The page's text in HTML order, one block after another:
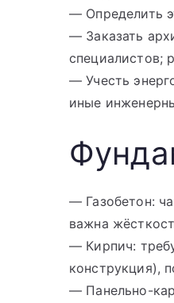
— Определить
— Заказать
специалистов;
— Учесть
иные
— Газобетон:
важна
— Кирпич:
конструкция),
— Панельно-